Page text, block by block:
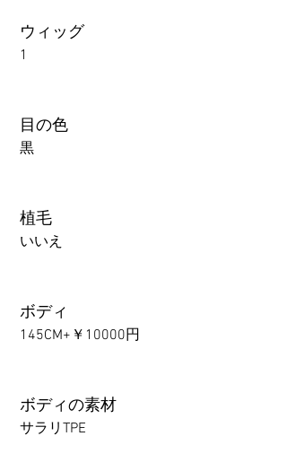
ウィッグ
1
目の色
黒
植毛
いいえ
ボディ
145CM+￥10000円
ボディの素材
サラリTPE